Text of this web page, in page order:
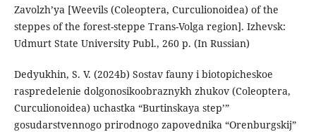
Zavolzh’ya [Weevils (Coleoptera, Curculionoidea) of the
steppes of the forest-steppe Trans-Volga region]. Izhevsk:
Udmurt State University Publ., 260 p. (In Russian)
Dedyukhin, S. V. (2024b) Sostav fauny i biotopicheskoe
raspredelenie dolgonosikoobraznykh zhukov (Coleoptera,
Curculionoidea) uchastka “Burtinskaya step’”
gosudarstvennogo prirodnogo zapovednika “Orenburgskij”